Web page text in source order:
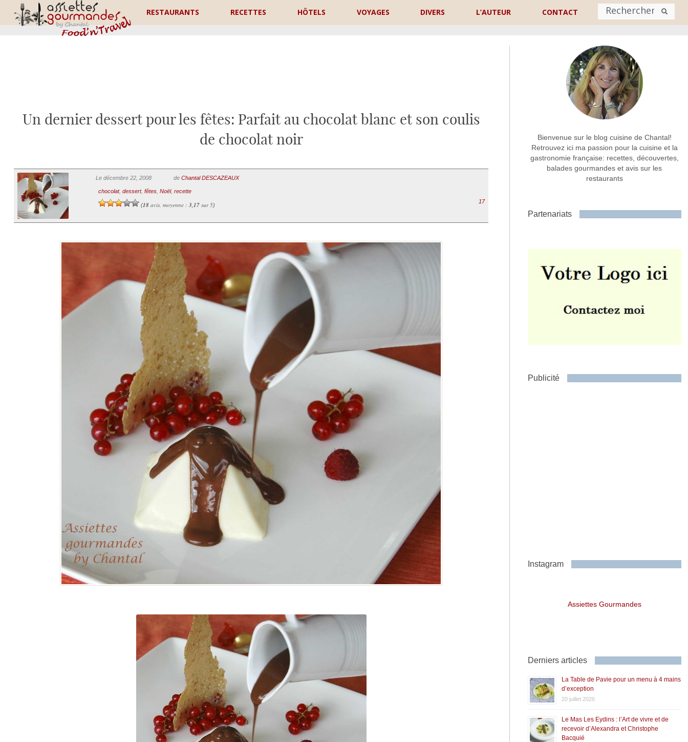
RESTAURANTS RECETTES HÔTELS VOYAGES DIVERS L’AUTEUR CONTACT
Nom
Adresse de contact
Commentaire ou message *
Un dernier dessert pour les fêtes: Parfait au chocolat blanc et son coulis
de chocolat noir
Le décembre 22, 2008 de Chantal DESCAZEAUX
chocolat, dessert, fêtes, Noël, recette
(18 avis, moyenne : 3,17sur 5)
17
Bienvenue sur le blog cuisine de Chantal!
Retrouvez ici ma passion pour la cuisine et la
gastronomie française: recettes, découvertes,
balades gourmandes et avis sur les
restaurants
Partenariats
Publicité
Instagram
Assiettes Gourmandes
Derniers articles
La Table de Pavie pour un menu à 4 mains
d’exception
20 juillet 2026
Le Mas Les Eydins : l’Art de vivre et de
recevoir d’Alexandra et Christophe
Bacquié